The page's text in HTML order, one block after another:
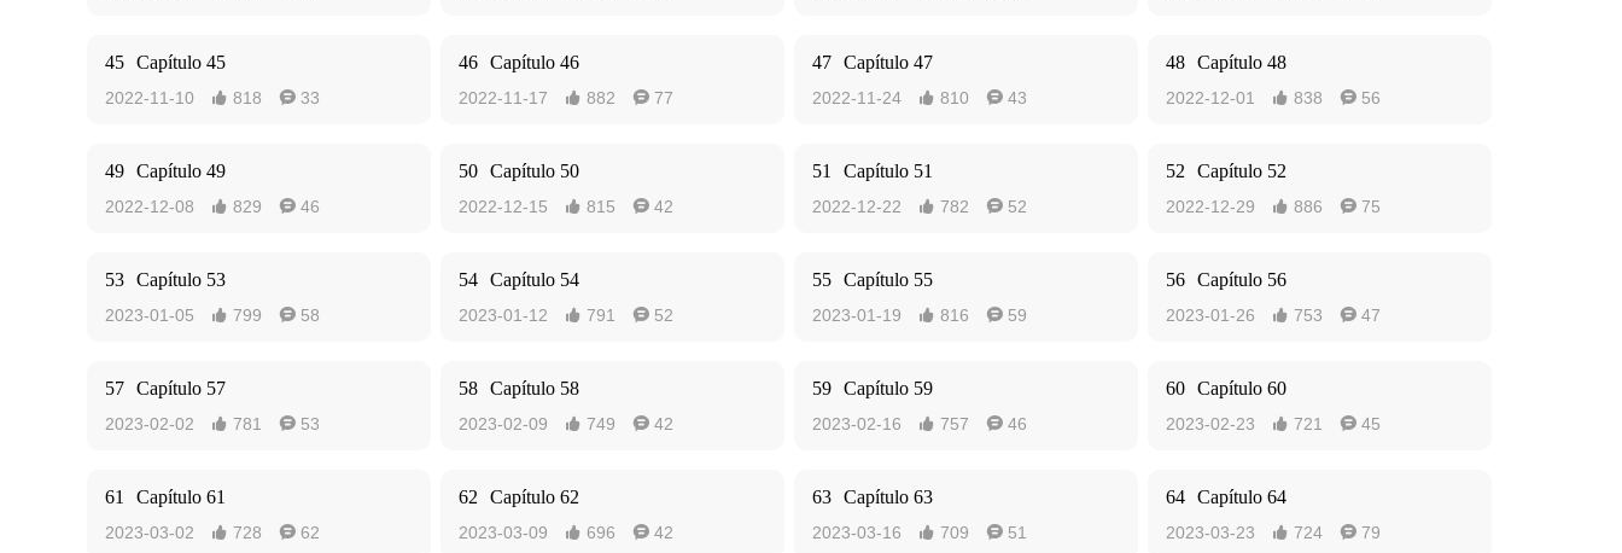
45 Capítulo 45
2022-11-10  818  33
46 Capítulo 46
2022-11-17  882  77
47 Capítulo 47
2022-11-24  810  43
48 Capítulo 48
2022-12-01  838  56
49 Capítulo 49
2022-12-08  829  46
50 Capítulo 50
2022-12-15  815  42
51 Capítulo 51
2022-12-22  782  52
52 Capítulo 52
2022-12-29  886  75
53 Capítulo 53
2023-01-05  799  58
54 Capítulo 54
2023-01-12  791  52
55 Capítulo 55
2023-01-19  816  59
56 Capítulo 56
2023-01-26  753  47
57 Capítulo 57
2023-02-02  781  53
58 Capítulo 58
2023-02-09  749  42
59 Capítulo 59
2023-02-16  757  46
60 Capítulo 60
2023-02-23  721  45
61 Capítulo 61
2023-03-02  728  62
62 Capítulo 62
2023-03-09  696  42
63 Capítulo 63
2023-03-16  709  51
64 Capítulo 64
2023-03-23  724  79